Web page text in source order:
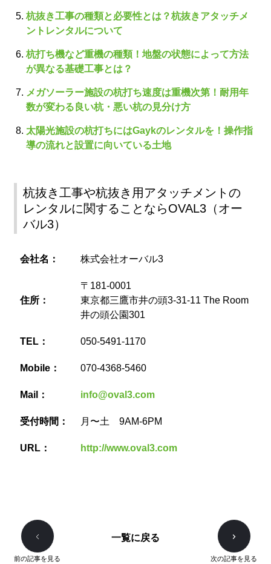
杭抜き工事の種類と必要性とは？杭抜きアタッチメ
ントレンタルについて
杭打ち機など重機の種類！地盤の状態によって方法
が異なる基礎工事とは？
メガソーラー施設の杭打ち速度は重機次第！耐用年
数が変わる良い杭・悪い杭の見分け方
太陽光施設の杭打ちにはGaykのレンタルを！操作指
導の流れと設置に向いている土地
杭抜き工事や杭抜き用アタッチメントの
レンタルに関することならOVAL3（オー
バル3）
会社名： 株式会社オーバル3
住所：
〒181-0001
東京都三鷹市井の頭3-31-11 The Room
井の頭公園301
TEL： 050-5491-1170
Mobile： 070-4368-5460
Mail： info@oval3.com
受付時間： 月〜土 9AM-6PM
URL： http://www.oval3.com
前の記事を見る
一覧に戻る
次の記事を見る